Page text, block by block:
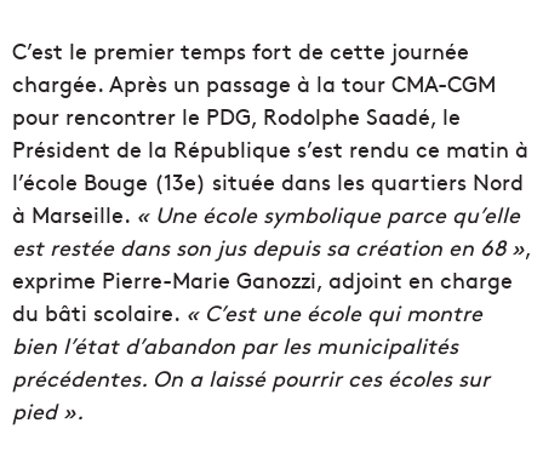
C’est le premier temps fort de cette journée
chargée. Après un passage à la tour CMA-CGM
pour rencontrer le PDG, Rodolphe Saadé, le
Président de la République s’est rendu ce matin à
l’école Bouge (13e) située dans les quartiers Nord
à Marseille. « Une école symbolique parce qu’elle
est restée dans son jusdepuis sa création en 68 »,
exprime Pierre-Marie Ganozzi, adjoint en charge
du bâti scolaire. « C’est une école qui montre
bien l’état d’abandon par les municipalités
précédentes. On a laissé pourrircesécoles sur
pied ».